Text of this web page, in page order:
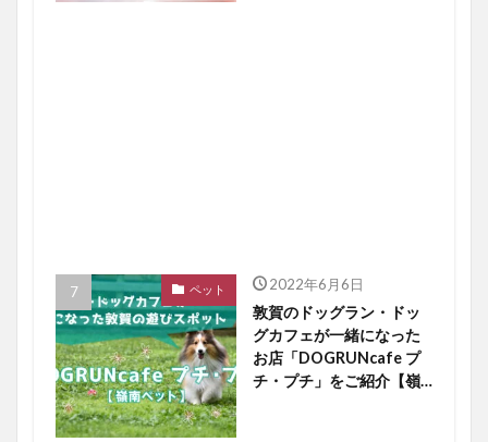
ペット 2022年6月6日
敦賀のドッグラン・ドッ
グカフェが一緒になった
お店「DOGRUNcafe プ
チ・プチ」をご紹介【嶺